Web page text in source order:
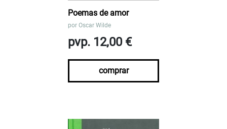
Poemas de amor
por Oscar Wilde
pvp. 12,00 €
comprar